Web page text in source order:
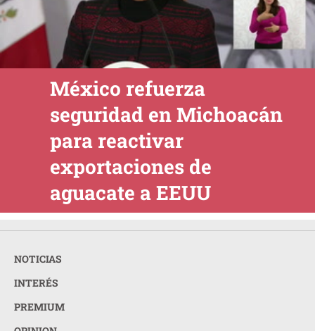
México refuerza
seguridad en Michoacán
para reactivar
exportaciones de
aguacate a EEUU
NOTICIAS
INTERÉS
PREMIUM